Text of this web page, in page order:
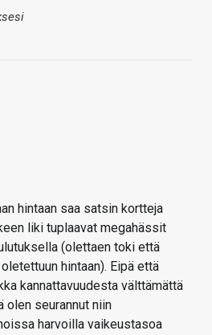
hintaan saa satsin kortteja
liki tuplaavat megahässit
(olettaen toki että
hintaan). Eipä että
kannattavuudesta välttämättä
olen seurannut niin
harvoilla vaikeustasoa